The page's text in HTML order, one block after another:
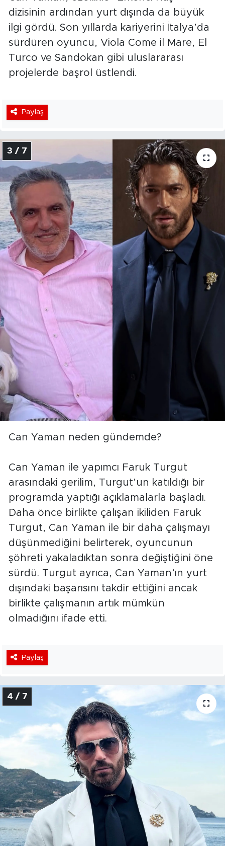
dizisinin ardından yurt dışında da büyük
ilgi gördü. Son yıllarda kariyerini İtalya’da
sürdüren oyuncu, Viola Come il Mare, El
Turco ve Sandokan gibi uluslararası
projelerde başrol üstlendi.
Paylaş
3 / 7
Can Yaman neden gündemde?
Can Yaman ile yapımcı Faruk Turgut
arasındaki gerilim, Turgut’un katıldığı bir
programda yaptığı açıklamalarla başladı.
Daha önce birlikte çalışan ikiliden Faruk
Turgut, Can Yaman ile bir daha çalışmayı
düşünmediğini belirterek, oyuncunun
şöhreti yakaladıktan sonra değiştiğini öne
sürdü. Turgut ayrıca, Can Yaman’ın yurt
dışındaki başarısını takdir ettiğini ancak
birlikte çalışmanın artık mümkün
olmadığını ifade etti.
Paylaş
4 / 7